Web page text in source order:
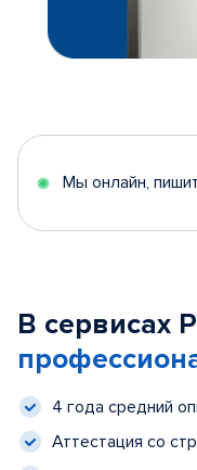
Мы онлайн,
В сервисах
4 года средний
Аттестация со